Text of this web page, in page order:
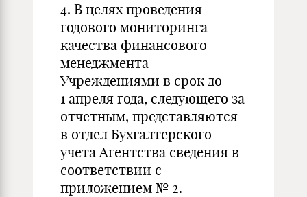
4. В целях проведения
годового мониторинга
качества финансового
менеджмента
Учреждениями в срок до
1 апреля года, следующего за
отчетным, представляются
в отдел Бухгалтерского
учета Агентства сведения в
соответствии с
приложением № 2.